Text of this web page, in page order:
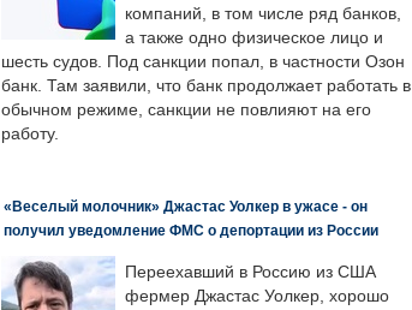
компаний, в том числе ряд банков,
а также одно физическое лицо и
шесть судов. Под санкции попал, в частности Озон
банк. Там заявили, что банк продолжает работать в
обычном режиме, санкции не повлияют на его
работу.
«Веселый молочник» Джастас Уолкер в ужасе - он
получил уведомление ФМС о депортации из России
Переехавший в Россию из США
фермер Джастас Уолкер, хорошо